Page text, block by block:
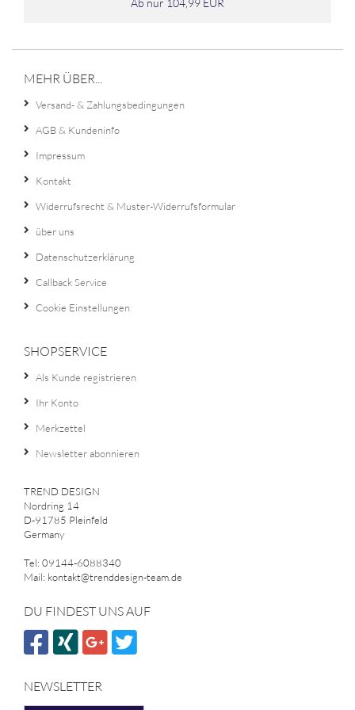
Ab nur 104,99 EUR
MEHR ÜBER...
Versand- & Zahlungsbedingungen
AGB & Kundeninfo
Impressum
Kontakt
Widerrufsrecht & Muster-Widerrufsformular
über uns
Datenschutzerklärung
Callback Service
Cookie Einstellungen
SHOPSERVICE
Als Kunde registrieren
Ihr Konto
Merkzettel
Newsletter abonnieren
TREND DESIGN
Nordring 14
D-91785 Pleinfeld
Germany
Tel: 09144-6088340
Mail: kontakt@trenddesign-team.de
DU FINDEST UNS AUF
NEWSLETTER